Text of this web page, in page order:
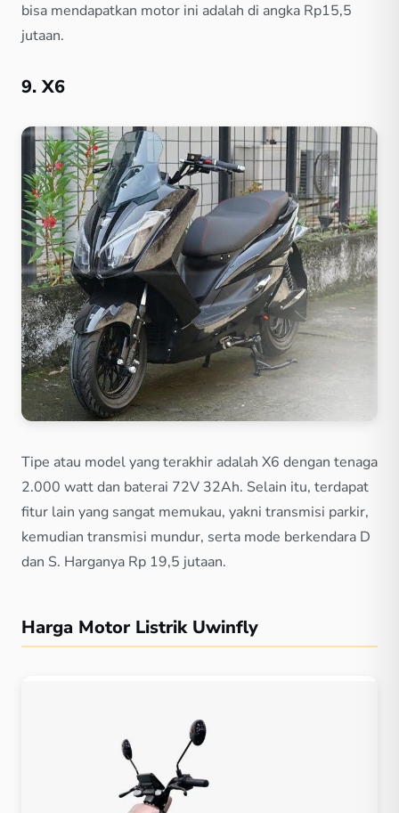
bisa mendapatkan motor ini adalah di angka Rp15,5
jutaan.
9. X6
Tipe atau model yang terakhir adalah X6 dengan tenaga
2.000 watt dan baterai 72V 32Ah. Selain itu, terdapat
fitur lain yang sangat memukau, yakni transmisi parkir,
kemudian transmisi mundur, serta mode berkendara D
dan S. Harganya Rp 19,5 jutaan.
Harga Motor Listrik Uwinfly